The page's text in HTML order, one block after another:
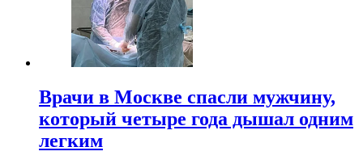
Врачи в Москве спасли мужчину,
который четыре года дышал одним
легким